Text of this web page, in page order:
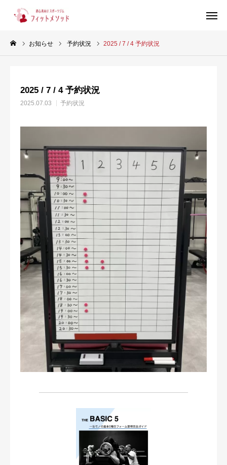
お知らせ 予約状況 2025 / 7 / 4 予約状況
2025 / 7 / 4 予約状況
2025.07.03 予約状況
当ジムについて
スタッフ紹介
お客様の声
ブログ
店舗情報
お問い合わせ・ご予約
会則等